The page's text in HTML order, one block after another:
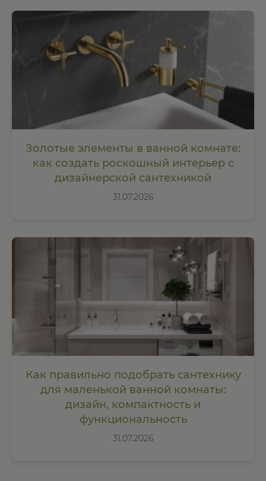
Золотые элементы в ванной комнате:
как создать роскошный интерьер с
дизайнерской сантехникой
31.07.2026
Как правильно подобрать сантехнику
для маленькой ванной комнаты:
дизайн, компактность и
функциональность
31.07.2026